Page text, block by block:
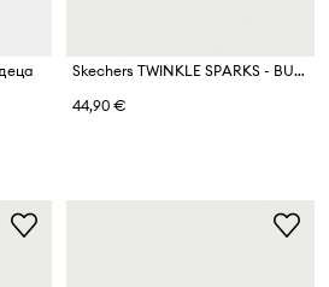
Skechers TWINKLE SPARKS - BUTTERFLY SK ниски кецове за деца
44,90 €